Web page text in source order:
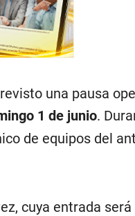
una pausa
1 de junio.
de equipos del
cuya entrada será